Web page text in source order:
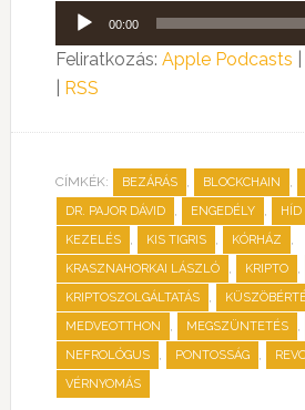
Audió
lejátszó
00:00
Feliratkozás: Apple Podcasts
RSS
CÍMKÉK: BEZÁRÁS , BLOCKCHAIN ,
DR. PAJOR DÁVID , ENGEDÉLY , HÍD
KEZELÉS , KIS TIGRIS , KÓRHÁZ ,
KRASZNAHORKAI LÁSZLÓ , KRIPTO ,
KRIPTOSZOLGÁLTATÁS ,
MEDVEOTTHON , MEGSZÜNTETÉS ,
NEFROLÓGUS , PONTOSSÁG ,
VÉRNYOMÁS